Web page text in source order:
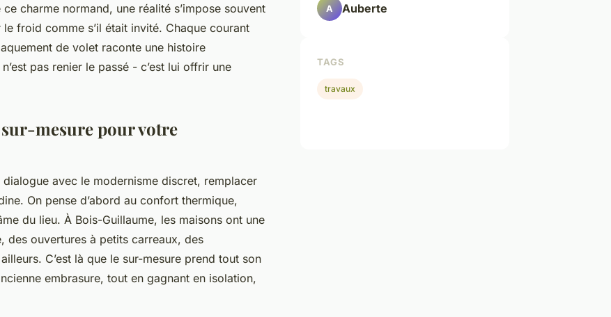
charme normand, une réalité s’impose souvent
froid comme s’il était invité. Chaque courant
de volet raconte une histoire
pas renier le passé - c’est lui offrir une
mesure pour votre
dialogue avec le modernisme discret, remplacer
On pense d’abord au confort thermique,
du lieu. À Bois-Guillaume, les maisons ont une
des ouvertures à petits carreaux, des
C’est là que le sur-mesure prend tout son
embrasure, tout en gagnant en isolation,
A Auberte
TAGS
travaux